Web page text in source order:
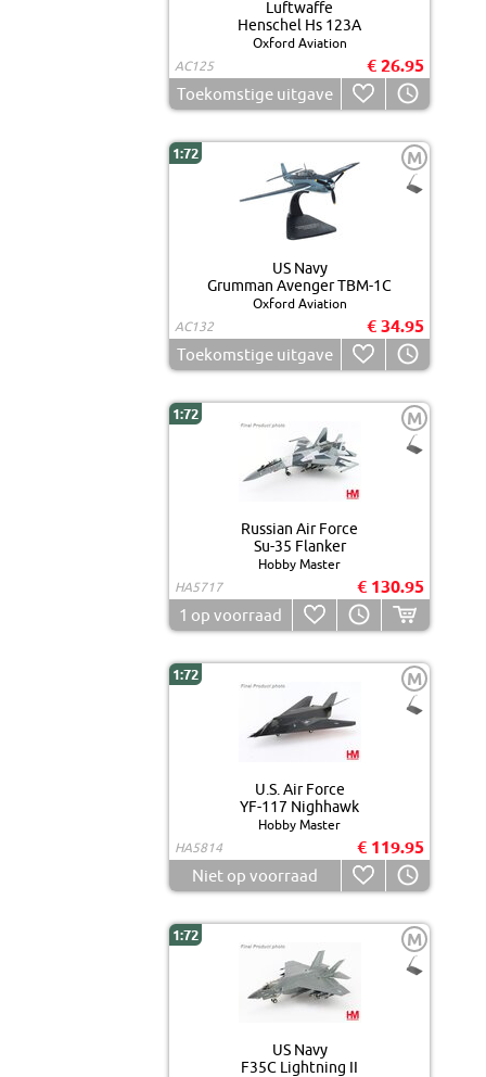
Luftwaffe
Henschel Hs 123A
Oxford Aviation
AC125
€ 26.95
Toekomstige uitgave
1:72 M
US Navy
Grumman Avenger TBM-1C
Oxford Aviation
AC132
€ 34.95
Toekomstige uitgave
1:72 M
Russian Air Force
Su-35 Flanker
Hobby Master
HA5717
€ 130.95
1 op voorraad
1:72 M
U.S. Air Force
YF-117 Nighhawk
Hobby Master
HA5814
€ 119.95
Niet op voorraad
1:72 M
US Navy
F35C Lightning II